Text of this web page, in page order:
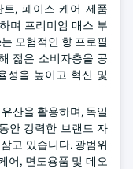
트, 페이스 케어 제품
며 프리미엄 매스 부
모험적인 향 프로필
젊은 소비자층을 공
성을 높이고 혁신 및
산을 활용하며, 독일
안 강력한 브랜드 자
고 있습니다. 광범위
어, 면도용품 및 데오